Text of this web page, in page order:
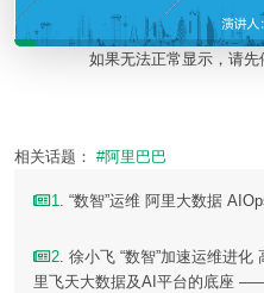
如果无法正常显示，请先
相关话题： #阿里巴巴
1. “数智”运维 阿里大数据
2. 徐小飞 “数智”加速运维进
里飞天大数据及AI平台的底座